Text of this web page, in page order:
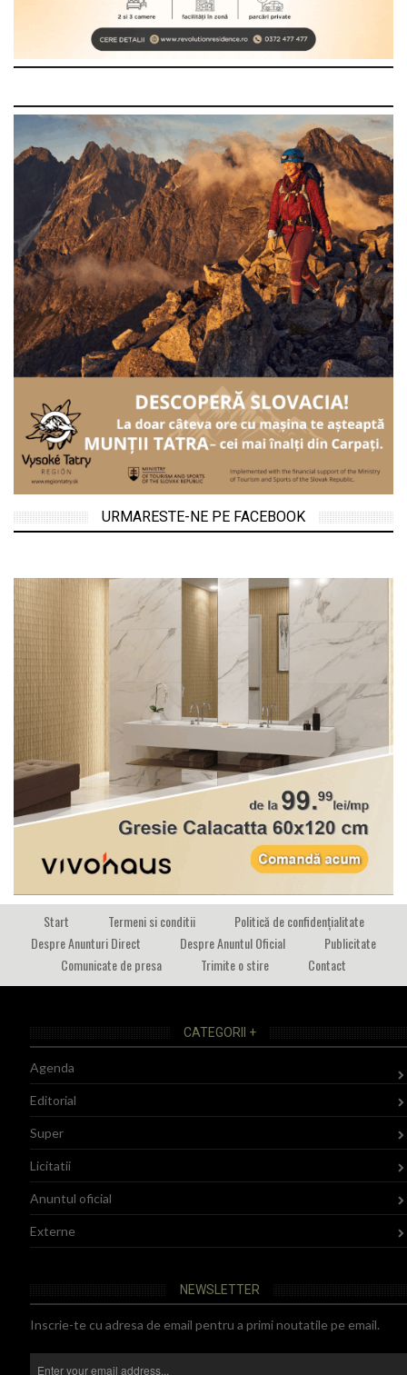
URMARESTE-NE PE FACEBOOK
Start Termeni si conditii
Politică de confidențialitate
Despre Anunturi Direct
Despre Anuntul Oficial
Publicitate
Comunicate de presa
Trimite o stire Contact
CATEGORII +
Agenda
Editorial
Super
Licitatii
Anuntul oficial
Externe
NEWSLETTER
Inscrie-te cu adresa de email pentru a primi noutatile pe email.